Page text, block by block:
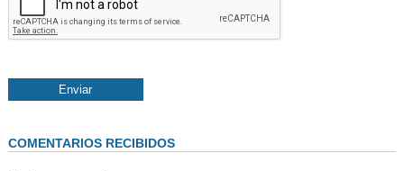
COMENTARIOS RECIBIDOS